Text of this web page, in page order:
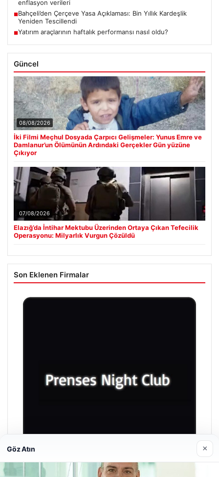
enflasyon verileri
■Bahçeli’den Çerçeve Yasa Açıklaması: Bin Yıllık Kardeşlik
Yeniden Tescillendi
■Yatırım araçlarının haftalık performansı nasıl oldu?
Güncel
08/08/2026
İki Filmi Meçhul Dosyada Çarpıcı Gelişmeler: Yunus Emre ve
Damlanur’un Ölümünün Ardındaki Gerçekler Gün yüzüne
Çıkıyor
07/08/2026
Elazığ’da İntihar Mektubu Üzerinden Ortaya Çıkan Tefecilik
Operasyonu: Milyarlık Vurgun Çözüldü
Son Eklenen Firmalar
Göz Atın ×